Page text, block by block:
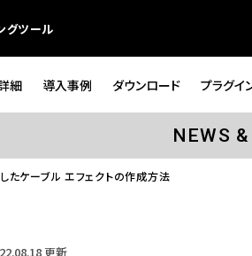
グツール
細 導入事例 ダウンロード プラグイ
NEWS
たケーブル エフェクトの作成方法
更新